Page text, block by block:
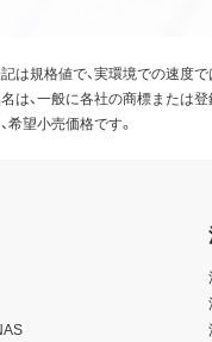
規格値で、実環境での速度で
、一般に各社の商標または登
望小売価格です。